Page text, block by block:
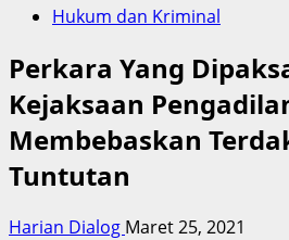
Hukum dan Kriminal
Perkara Yang
Kejaksaan
Membebaskan
Tuntutan
Harian Dialog Maret 25, 2021